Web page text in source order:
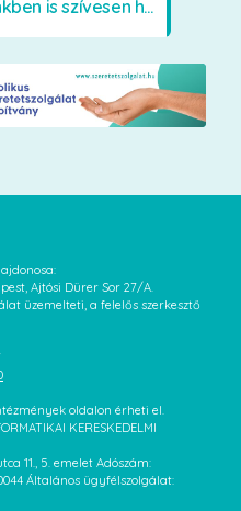
Intézményünkben is szívesen használják a VR szemüveget
Ajtósi Dürer Sor 27/A.
üzemelteti, a felelős szerkesztő
oldalon érheti el.
KERESKEDELMI
11., 5. emelet Adószám:
0044 Általános ügyfélszolgálat: